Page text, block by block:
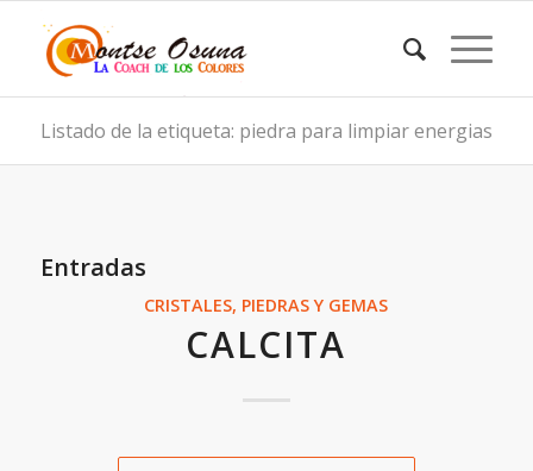
Listado de la etiqueta: piedra para limpiar energias
Entradas
CRISTALES, PIEDRAS Y GEMAS
CALCITA